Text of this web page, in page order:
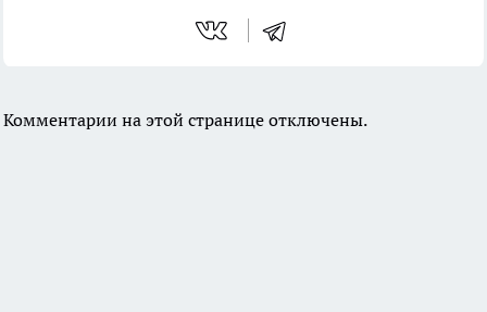
Комментарии на этой странице отключены.